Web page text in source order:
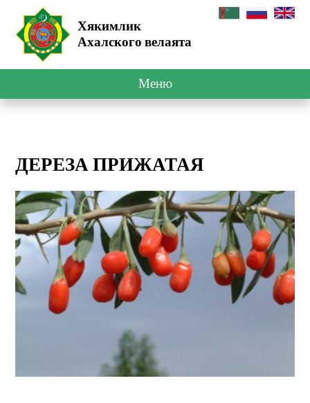
Хякимлик
Ахалского велаята
Меню
ДЕРЕЗА ПРИЖАТАЯ